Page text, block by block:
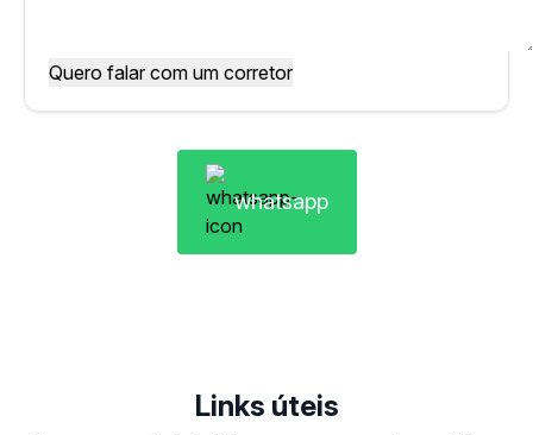
whatsapp
Links úteis